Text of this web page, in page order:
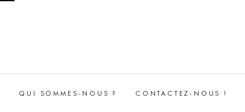
QUI SOMMES-NOUS ? CONTACTEZ-NOUS !